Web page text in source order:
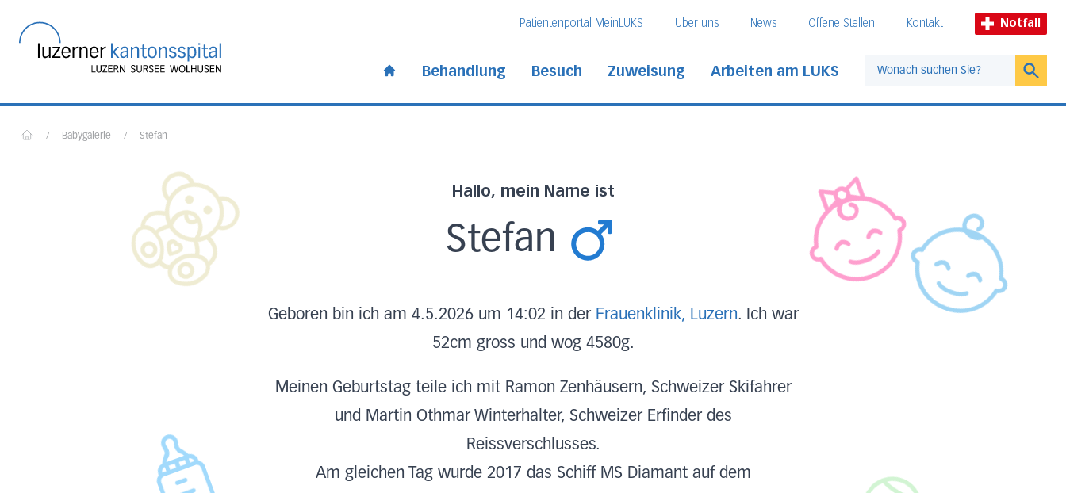
Patientenportal MeinLUKS Über uns News Offene Stellen Kontakt Notfall
Behandlung Besuch Zuweisung Arbeiten am LUKS
/ Babygalerie / Stefan
Hallo, mein Name ist
Stefan
Geboren bin ich am 4.5.2026 um 14:02 in der Frauenklinik, Luzern. Ich war
52cm gross und wog 4580g.
Meinen Geburtstag teile ich mit Ramon Zenhäusern, Schweizer Skifahrer
und Martin Othmar Winterhalter, Schweizer Erfinder des
Reissverschlusses.
Am gleichen Tag wurde 2017 das Schiff MS Diamant auf dem